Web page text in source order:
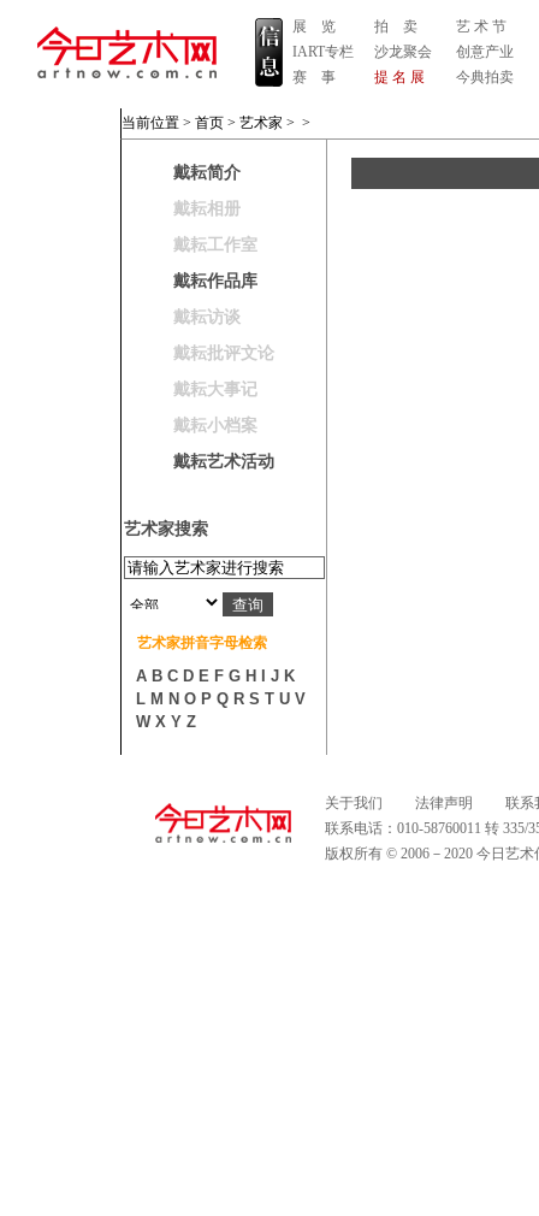
展 览
IART专栏
赛 事
拍 卖
沙龙聚会
提 名 展
艺 术 节
创意产业
今典拍卖
当前位置 > 首页 > 艺术家 > >
戴耘简介
戴耘相册
戴耘工作室
戴耘作品库
戴耘访谈
戴耘批评文论
戴耘大事记
戴耘小档案
戴耘艺术活动
艺术家搜索
艺术家拼音字母检索
A B C D E F G H J K
L M N O P Q R S T U V
W X Y Z
关于我们 法律声明
联系
联系电话：010-58760011 转
版权所有 © 2006－2020 今日艺